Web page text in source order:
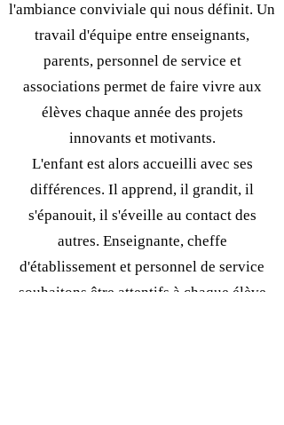
l'ambiance conviviale qui nous définit. Un
travail d'équipe entre enseignants,
parents, personnel de service et
associations permet de faire vivre aux
élèves chaque année des projets
innovants et motivants.
L'enfant est alors accueilli avec ses
différences. Il apprend, il grandit, il
s'épanouit, il s'éveille au contact des
autres. Enseignante, cheffe
d'établissement et personnel de service
souhaitons être attentifs à chaque élève